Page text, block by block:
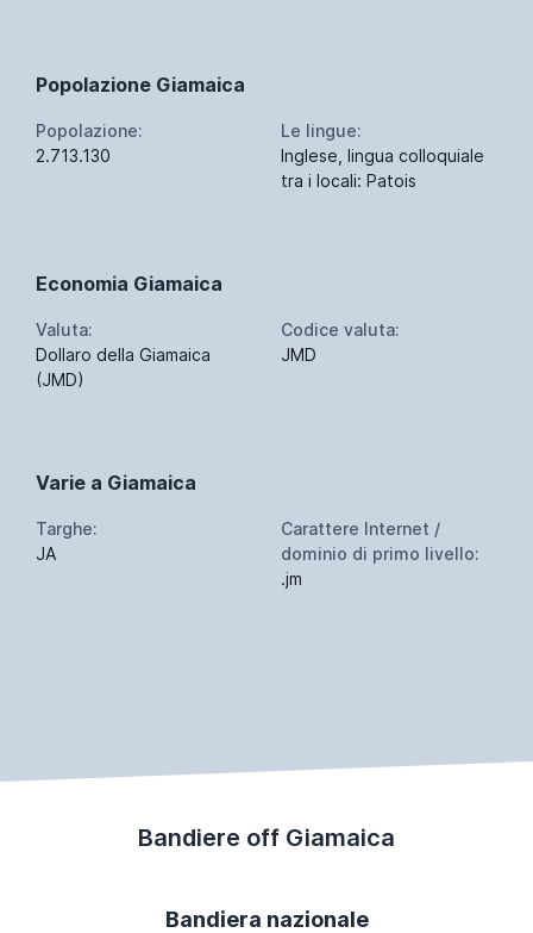
Popolazione Giamaica
Popolazione:
2.713.130
Le lingue:
Inglese, lingua colloquiale
tra i locali: Patois
Economia Giamaica
Valuta:
Dollaro della Giamaica
(JMD)
Codice valuta:
JMD
Varie a Giamaica
Targhe:
JA
Carattere Internet /
dominio di primo livello:
.jm
Bandiere off Giamaica
Bandiera nazionale